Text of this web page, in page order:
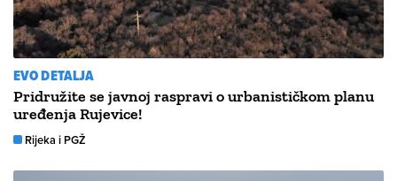
EVO DETALJA
Pridružite se javnoj raspravi o urbanističkom planu
uređenja Rujevice!
Rijeka i PGŽ